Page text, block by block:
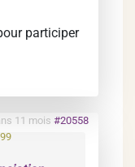
participer
11 mois #20558